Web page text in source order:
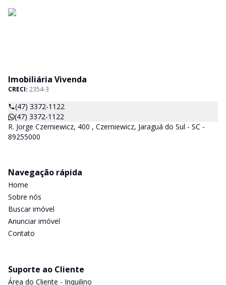
Imobiliária Vivenda
CRECI: 2354-3
(47) 3372-1122
(47) 3372-1122
R. Jorge Czerniewicz, 400 , Czerniewicz, Jaraguá do Sul - SC -
89255000
Navegação rápida
Home
Sobre nós
Buscar imóvel
Anunciar imóvel
Contato
Suporte ao Cliente
Área do Cliente - Inquilino